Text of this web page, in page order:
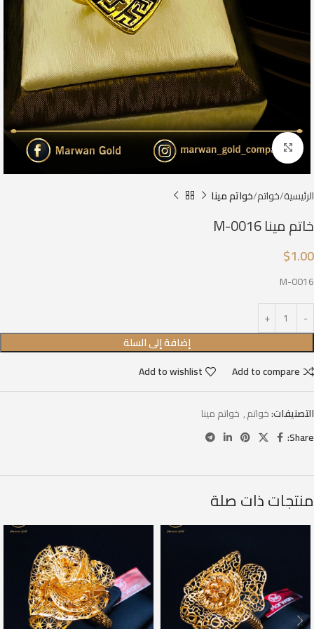
Click to enlarge
الرئيسية خواتم خواتم مينا
خاتم مينا M-0016
$1.00
M-0016
إضافة إلى السلة
Add to compare
Add to wishlist
التصنيفات:خواتم, خواتم مينا
Share:
منتجات ذات صلة